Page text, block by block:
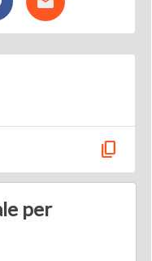
content_copy
per